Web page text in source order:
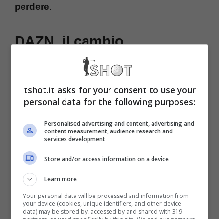
perdere.
DAZN, il cambio
abbonamento: ecco quanto
costa
le tante mail già ricevute dai clienti con i
prezzi modificati per il prossimo
abbonamento DAZN. Un momento decisivo
per capire tutte le condizioni in ottica futura:
non sarà una bellissima notizia per gli
tshot.it asks for your consent to use your
personal data for the following purposes:
Personalised advertising and content, advertising and
content measurement, audience research and
services development
Store and/or access information on a device
Learn more
Your personal data will be processed and information from
your device (cookies, unique identifiers, and other device
data) may be stored by, accessed by and shared with 319